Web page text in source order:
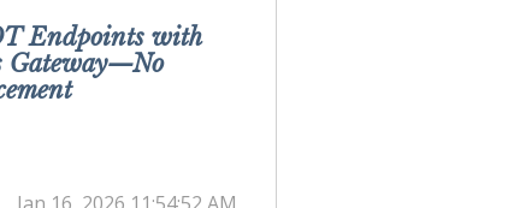
Endpoints with
Gateway—No